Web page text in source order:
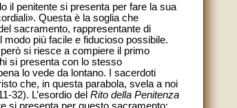
il penitente si presenta per fare la sua
Questa è la soglia che
sacramento, rappresentante di
più facile e fiducioso possibile.
si riesce a compiere il primo
si presenta con lo stesso
lo vede da lontano. I sacerdoti
che, in questa parabola, svela a noi
32). L’esordio del Rito della Penitenza
si presenta per questo sacramento: